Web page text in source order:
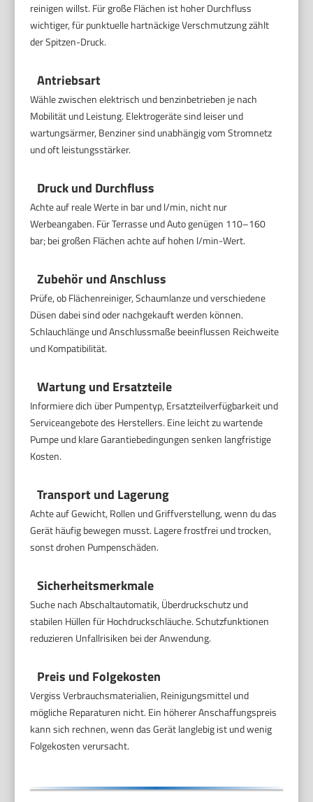
reinigen willst. Für große Flächen ist hoher Durchfluss
wichtiger, für punktuelle hartnäckige Verschmutzung zählt
der Spitzen-Druck.
Antriebsart
Wähle zwischen elektrisch und benzinbetrieben je nach
Mobilität und Leistung. Elektrogeräte sind leiser und
wartungsärmer, Benziner sind unabhängig vom Stromnetz
und oft leistungsstärker.
Druck und Durchfluss
Achte auf reale Werte in bar und l/min, nicht nur
Werbeangaben. Für Terrasse und Auto genügen 110–160
bar; bei großen Flächen achte auf hohen l/min-Wert.
Zubehör und Anschluss
Prüfe, ob Flächenreiniger, Schaumlanze und verschiedene
Düsen dabei sind oder nachgekauft werden können.
Schlauchlänge und Anschlussmaße beeinflussen Reichweite
und Kompatibilität.
Wartung und Ersatzteile
Informiere dich über Pumpentyp, Ersatzteilverfügbarkeit und
Serviceangebote des Herstellers. Eine leicht zu wartende
Pumpe und klare Garantiebedingungen senken langfristige
Kosten.
Transport und Lagerung
Achte auf Gewicht, Rollen und Griffverstellung, wenn du das
Gerät häufig bewegen musst. Lagere frostfrei und trocken,
sonst drohen Pumpenschäden.
Sicherheitsmerkmale
Suche nach Abschaltautomatik, Überdruckschutz und
stabilen Hüllen für Hochdruckschläuche. Schutzfunktionen
reduzieren Unfallrisiken bei der Anwendung.
Preis und Folgekosten
Vergiss Verbrauchsmaterialien, Reinigungsmittel und
mögliche Reparaturen nicht. Ein höherer Anschaffungspreis
kann sich rechnen, wenn das Gerät langlebig ist und wenig
Folgekosten verursacht.